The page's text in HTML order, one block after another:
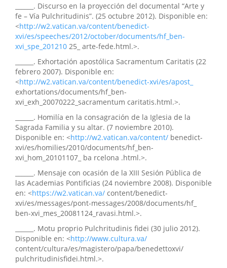
______. Discurso en la proyección del documental “Arte y
fe – Vía Pulchritudinis”. (25 octubre 2012). Disponible en:
<http://w2.vatican.va/content/benedict-
xvi/es/speeches/2012/october/documents/hf_ben-
xvi_spe_201210 25_ arte-fede.html.>.
______. Exhortación apostólica Sacramentum Caritatis (22
febrero 2007). Disponible en:
<http://w2.vatican.va/content/benedict-xvi/es/apost_
exhortations/documents/hf_ben-
xvi_exh_20070222_sacramentum caritatis.html.>.
______. Homilía en la consagración de la Iglesia de la
Sagrada Familia y su altar. (7 noviembre 2010).
Disponible en: <http://w2.vatican.va/content/ benedict-
xvi/es/homilies/2010/documents/hf_ben-
xvi_hom_20101107_ ba rcelona .html.>.
______. Mensaje con ocasión de la XIII Sesión Pública de
las Academias Pontificias (24 noviembre 2008). Disponible
en: <https://w2.vatican.va/ content/benedict-
xvi/es/messages/pont-messages/2008/documents/hf_
ben-xvi_mes_20081124_ravasi.html.>.
______. Motu proprio Pulchritudinis fidei (30 julio 2012).
Disponible en: <http://www.cultura.va/
content/cultura/es/magistero/papa/benedettoxvi/
pulchritudinisfidei.html.>.